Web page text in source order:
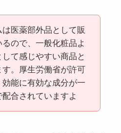
は医薬部外品として販
ので、一般化粧品よ
して感じやすい商品と
す。厚生労働省が許可
効能に有効な成分が一
合されていますよ